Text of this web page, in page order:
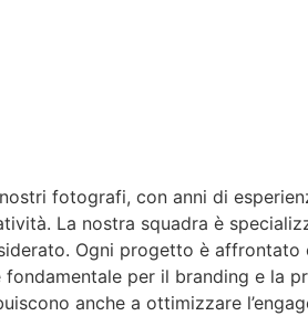
fotografi, con anni di
La nostra squadra è
Ogni progetto è
per il branding e la
anche a ottimizzare